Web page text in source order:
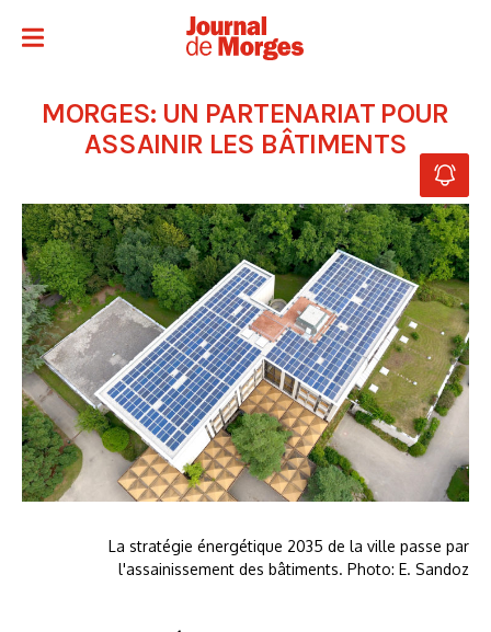
MORGES: UN PARTENARIAT POUR
ASSAINIR LES BÂTIMENTS
La stratégie énergétique 2035 de la ville passe par
l'assainissement des bâtiments. Photo: E. Sandoz